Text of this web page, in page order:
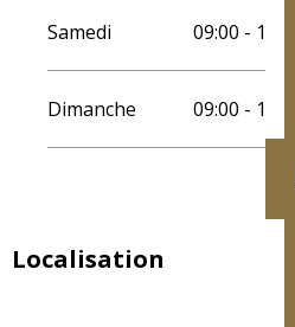
Samedi 09:00 - 12:30
Dimanche 09:00 - 12:30
Localisation